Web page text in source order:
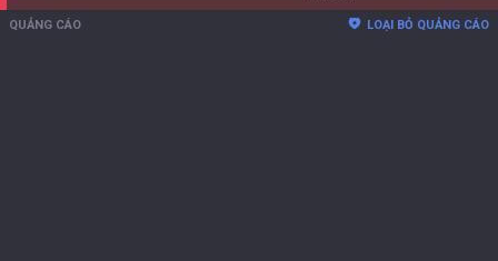
QUẢNG CÁO LOẠI BỎ QUẢNG CÁO